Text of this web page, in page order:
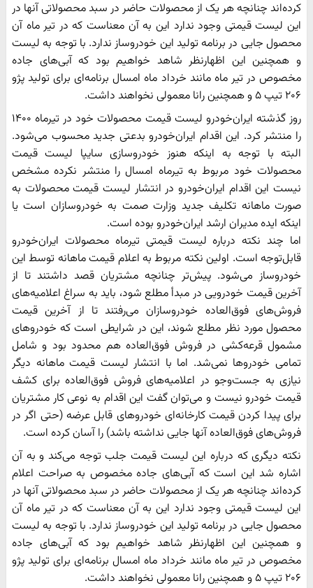
کرده‌اند چنانچه هر یک از محصولات حاضر در سبد محصولاتی آنها در
این لیست قیمتی وجود ندارد این به آن معناست که در تیر ماه آن
محصول جایی در برنامه تولید این خودروساز ندارد. با توجه به لیست
و همچنین این اظهارنظر شاهد خواهیم بود که آبی‌های جاده
مخصوص در تیر ماه مانند خرداد ماه امسال برنامه‌ای برای تولید پژو
۲۰۶ تیپ ۵ و همچنین رانا معمولی نخواهند داشت.
روز گذشته ایران‌خودرو لیست قیمت محصولات خود در تیرماه ۱۴۰۰
را منتشر کرد. این اقدام ایران‌خودرو بدعتی جدید محسوب می‌شود.
البته با توجه به اینکه هنوز خودروسازی سایپا لیست قیمت
محصولات خود مربوط به تیرماه امسال را منتشر نکرده مشخص
نیست این اقدام ایران‌خودرو در انتشار لیست قیمت محصولات به
صورت ماهانه تکلیف جدید وزارت صمت به خودروسازان است یا
اینکه ایده مدیران ارشد ایران‌خودرو بوده است.
اما چند نکته درباره لیست قیمتی تیرماه محصولات ایران‌خودرو
قابل‌توجه است. اولین نکته مربوط به اعلام قیمت ماهانه توسط این
خودروساز می‌شود. پیش‌تر چنانچه مشتریان قصد داشتند تا از
آخرین قیمت خودرویی در مبدأ مطلع شود، باید به سراغ اعلامیه‌های
فروش‌های فوق‌العاده خودروسازان می‌رفتند تا از آخرین قیمت
محصول مورد نظر مطلع شوند، این در شرایطی است که خودروهای
مشمول قرعه‌کشی در فروش فوق‌العاده هم محدود بود و شامل
تمامی خودرو‌ها نمی‌شد. اما با انتشار لیست قیمت ماهانه دیگر
نیازی به جست‌و‌جو در اعلامیه‌های فروش فوق‌العاده برای کشف
قیمت خودرو نیست و می‌توان گفت این اقدام به نوعی کار مشتریان
برای پیدا کردن قیمت کارخانه‌ای خودروهای قابل عرضه (حتی اگر در
فروش‌های فوق‌العاده آنها جایی نداشته باشد) را آسان کرده است.
نکته دیگری که درباره این لیست قیمت جلب توجه می‌کند و به آن
اشاره شد این است که آبی‌های جاده مخصوص به صراحت اعلام
کرده‌اند چنانچه هر یک از محصولات حاضر در سبد محصولاتی آنها در
این لیست قیمتی وجود ندارد این به آن معناست که در تیر ماه آن
محصول جایی در برنامه تولید این خودروساز ندارد. با توجه به لیست
و همچنین این اظهارنظر شاهد خواهیم بود که آبی‌های جاده
مخصوص در تیر ماه مانند خرداد ماه امسال برنامه‌ای برای تولید پژو
۲۰۶ تیپ ۵ و همچنین رانا معمولی نخواهند داشت.